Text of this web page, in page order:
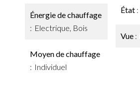
Énergie de chauffage
Electrique, Bois
Moyen de chauffage
Individuel
État
Vue